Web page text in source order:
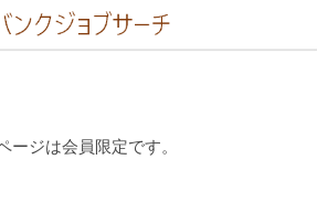
ージは会員限定です。